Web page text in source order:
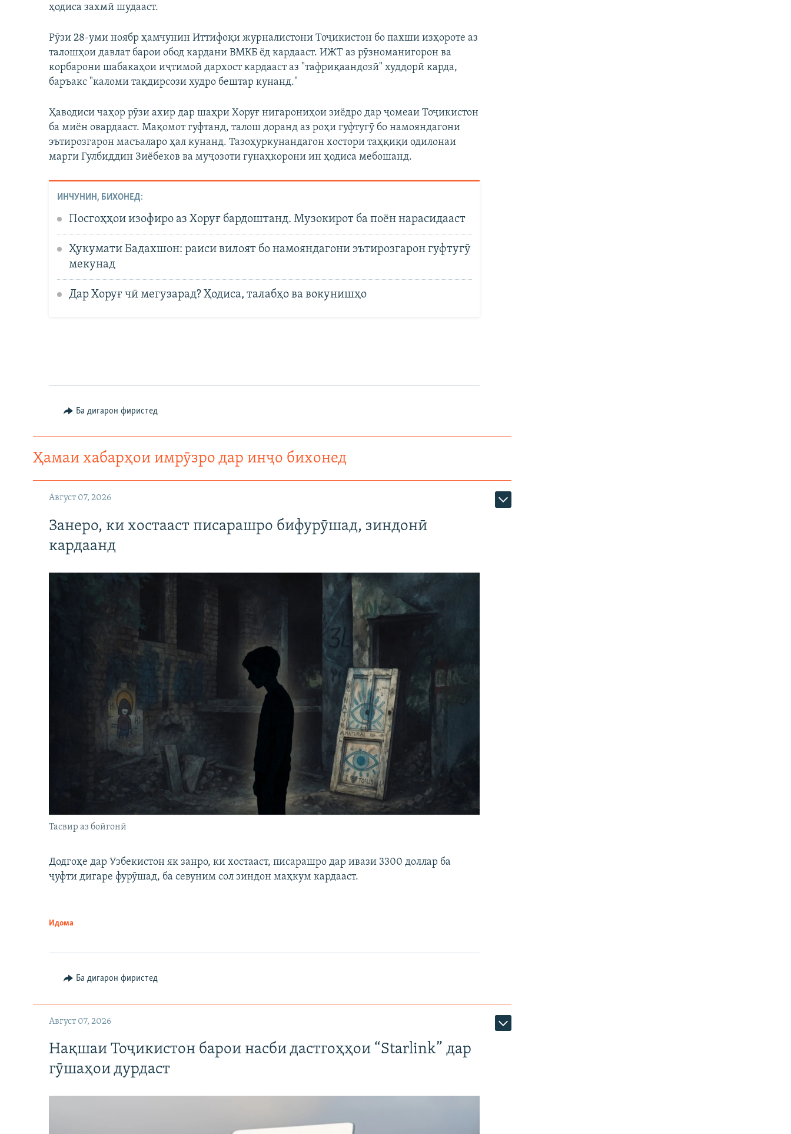
ҳодиса захмӣ шудааст.
Рӯзи 28-уми ноябр ҳамчунин Иттифоқи журналистони Тоҷикистон бо пахши изҳороте аз
талошҳои давлат барои обод кардани ВМКБ ёд кардааст. ИЖТ аз рӯзноманигорон ва
корбарони шабакаҳои иҷтимоӣ дархост кардааст аз "тафриқаандозӣ" худдорӣ карда,
баръакс "каломи тақдирсози худро бештар кунанд."
Ҳаводиси чаҳор рӯзи ахир дар шаҳри Хоруғ нигарониҳои зиёдро дар ҷомеаи Тоҷикистон
ба миён овардааст. Мақомот гуфтанд, талош доранд аз роҳи гуфтугӯ бо намояндагони
эътирозгарон масъаларо ҳал кунанд. Тазоҳуркунандагон хостори таҳқиқи одилонаи
марги Гулбиддин Зиёбеков ва муҷозоти гунаҳкорони ин ҳодиса мебошанд.
ИНЧУНИН, БИХОНЕД:
Посгоҳҳои изофиро аз Хоруғ бардоштанд. Музокирот ба поён нарасидааст
Ҳукумати Бадахшон: раиси вилоят бо намояндагони эътирозгарон гуфтугӯ
мекунад
Дар Хоруғ чӣ мегузарад? Ҳодиса, талабҳо ва вокунишҳо
Ба дигарон фиристед
Ҳамаи хабарҳои имрӯзро дар инҷо бихонед
Август 07, 2026
Занеро, ки хостааст писарашро бифурӯшад, зиндонӣ
кардаанд
Тасвир аз бойгонӣ
Додгоҳе дар Узбекистон як занро, ки хостааст, писарашро дар ивази 3300 доллар ба
ҷуфти дигаре фурӯшад, ба севуним сол зиндон маҳкум кардааст.
Идома
Ба дигарон фиристед
Август 07, 2026
Нақшаи Тоҷикистон барои насби дастгоҳҳои “Starlink” дар
гӯшаҳои дурдаст